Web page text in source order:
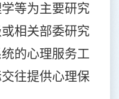
等为主要研究
相关部委研究
的心理服务工
往提供心理保